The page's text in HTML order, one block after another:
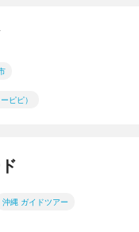
ピピ）
沖縄 ガイドツアー